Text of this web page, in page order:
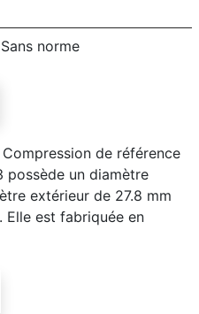
Sans norme
de référence
possède un diamètre
extérieur de 27.8 mm
Elle est fabriquée en